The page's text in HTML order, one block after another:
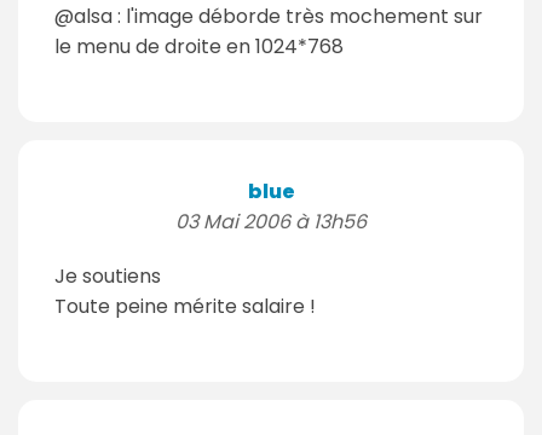
@alsa : l'image déborde très mochement sur
le menu de droite en 1024*768
blue
03 Mai 2006 à 13h56
Je soutiens
Toute peine mérite salaire !